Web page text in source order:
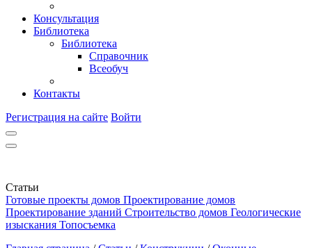
Консультация
Библиотека
Библиотека
Справочник
Всеобуч
Контакты
Регистрация на сайте Войти
Статьи
Готовые проекты домов Проектирование домов
Проектирование зданий Строительство домов Геологические
изыскания Топосъемка